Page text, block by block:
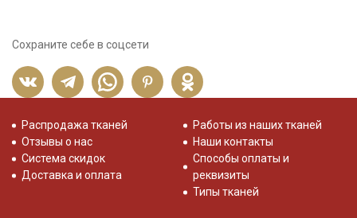
Сохраните себе в соцсети
Распродажа тканей
Отзывы о нас
Система скидок
Доставка и оплата
Работы из наших тканей
Наши контакты
Способы оплаты и
реквизиты
Типы тканей